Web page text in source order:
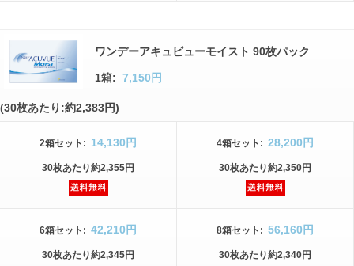
ワンデーアキュビューモイスト 90枚パック
1箱: 7,150円
(30枚あたり:約2,383円)
2箱セット : 14,130円
30枚あたり約2,355円
4箱セット : 28,200円
30枚あたり約2,350円
6箱セット : 42,210円
30枚あたり約2,345円
8箱セット : 56,160円
30枚あたり約2,340円